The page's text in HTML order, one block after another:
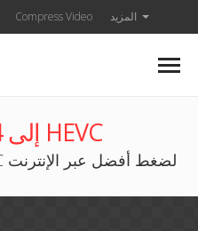
Compress Video المزيد
محول MP4 إلى HEVC
أعد ترميز MP4 بتقنية HEVC لضغط أفضل عبر الإنترنت